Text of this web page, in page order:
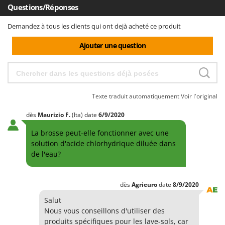
Puissance moteur d'aspiration (max) 300 W
Niveau sonore 72 dB(A)
Dimensions emballage(s) original cm (L x l x H) 101x57x80 cm
Poids emballage compris 62 Kg
Temps de montage Prêt à l'emploi
Questions/Réponses
Demandez à tous les clients qui ont dejà acheté ce produit
Ajouter une question
Texte traduit automatiquementVoir l'original
dès Maurizio F.(Ita) date 6/9/2020
La brosse peut-elle fonctionner avec une
solution d'acide chlorhydrique diluée dans
de l'eau?
dèsAgrieurodate 8/9/2020
Salut
Nous vous conseillons d'utiliser des
produits spécifiques pour les lave-sols, car